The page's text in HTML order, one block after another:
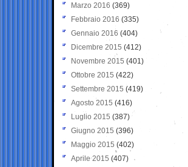
Marzo 2016 (369)
Febbraio 2016 (335)
Gennaio 2016 (404)
Dicembre 2015 (412)
Novembre 2015 (401)
Ottobre 2015 (422)
Settembre 2015 (419)
Agosto 2015 (416)
Luglio 2015 (387)
Giugno 2015 (396)
Maggio 2015 (402)
Aprile 2015 (407)